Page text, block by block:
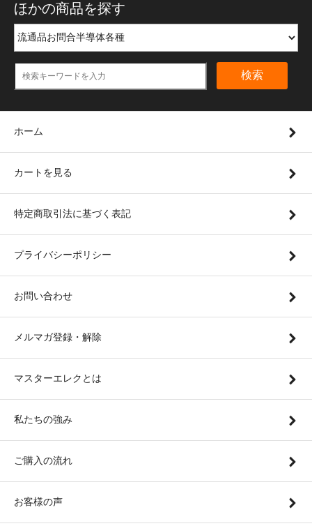
ほかの商品を探す
検索
ホーム
カートを見る
特定商取引法に基づく表記
プライバシーポリシー
お問い合わせ
メルマガ登録・解除
マスターエレクとは
私たちの強み
ご購入の流れ
お客様の声